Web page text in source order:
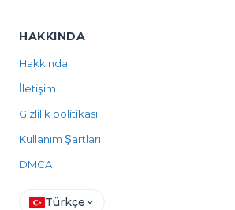
HAKKINDA
Hakkında
İletişim
Gizlilik politikası
Kullanım Şartları
DMCA
Türkçe